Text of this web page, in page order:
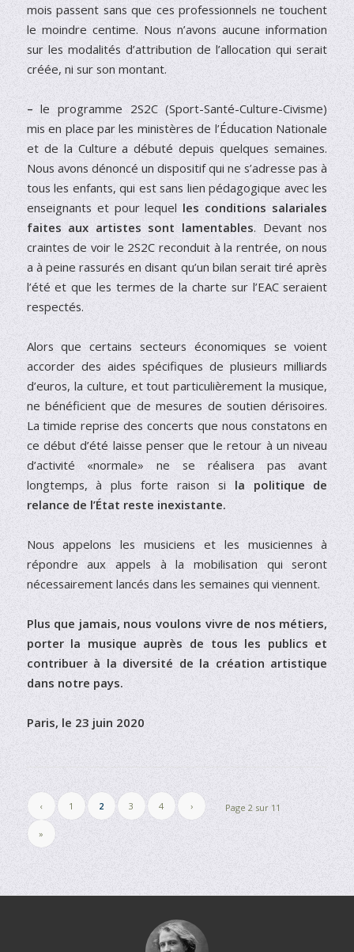
mois passent sans que ces professionnels ne touchent
le moindre centime. Nous n’avons aucune information
sur les modalités d’attribution de l’allocation qui serait
créée, ni sur son montant.
– le programme 2S2C (Sport-Santé-Culture-Civisme)
mis en place par les ministères de l’Éducation Nationale
et de la Culture a débuté depuis quelques semaines.
Nous avons dénoncé un dispositif qui ne s’adresse pas à
tous les enfants, qui est sans lien pédagogique avec les
enseignants et pour lequel les conditions salariales
faites aux artistes sont lamentables. Devant nos
craintes de voir le 2S2C reconduit à la rentrée, on nous
a à peine rassurés en disant qu’un bilan serait tiré après
l’été et que les termes de la charte sur l’EAC seraient
respectés.
Alors que certains secteurs économiques se voient
accorder des aides spécifiques de plusieurs milliards
d’euros, la culture, et tout particulièrement la musique,
ne bénéficient que de mesures de soutien dérisoires.
La timide reprise des concerts que nous constatons en
ce début d’été laisse penser que le retour à un niveau
d’activité «normale» ne se réalisera pas avant
longtemps, à plus forte raison si la politique de
relance de l’État reste inexistante.
Nous appelons les musiciens et les musiciennes à
répondre aux appels à la mobilisation qui seront
nécessairement lancés dans les semaines qui viennent.
Plus que jamais, nous voulons vivre de nos métiers,
porter la musique auprès de tous les publics et
contribuer à la diversité de la création artistique
dans notre pays.
Paris, le 23 juin 2020
Page 2 sur 11
‹ 1 2 3 4 ›
»
Gustave